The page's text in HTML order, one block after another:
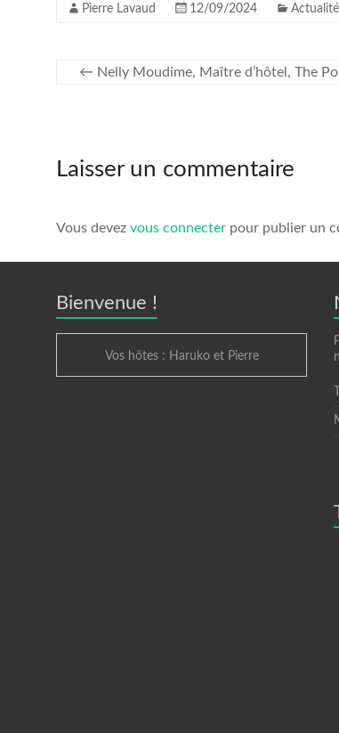
Pierre Lavaud 12/09/2024
← Nelly Moudime, Maître d’hôtel, The
Laisser un commentaire
Vous devez vous connecter pour publier un
Bienvenue !
Vos hôtes : Haruko et Pierre